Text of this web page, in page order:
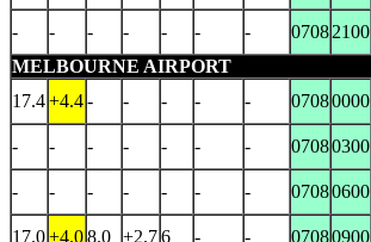
- - - - - - - 07082100
MELBOURNE AIRPORT
17.4+4.4- - - - - 07080000
- - - - - - - 07080300
- - - - - - - 07080600
17.0+4.08.0 +2.76 - - 07080900